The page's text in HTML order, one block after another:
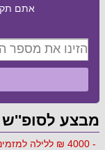
אתם
מבצע לסופ''ש